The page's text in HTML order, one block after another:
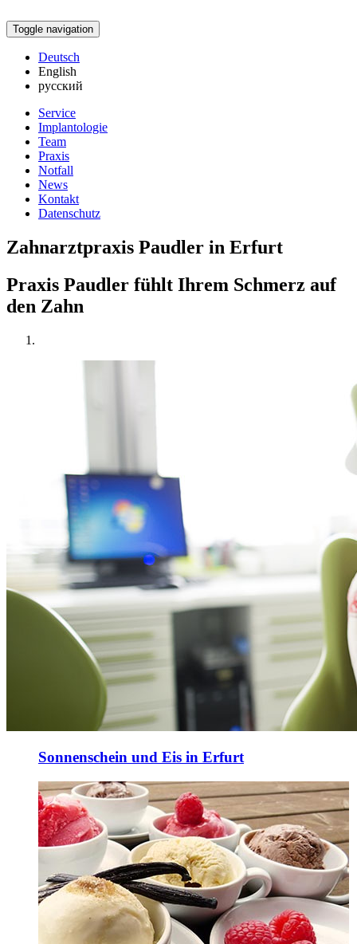
Toggle navigation
Deutsch
English
русский
Service
Implantologie
Team
Praxis
Notfall
News
Kontakt
Datenschutz
Zahnarztpraxis Paudler in Erfurt
Praxis Paudler fühlt Ihrem Schmerz auf
den Zahn
Sonnenschein und Eis in Erfurt